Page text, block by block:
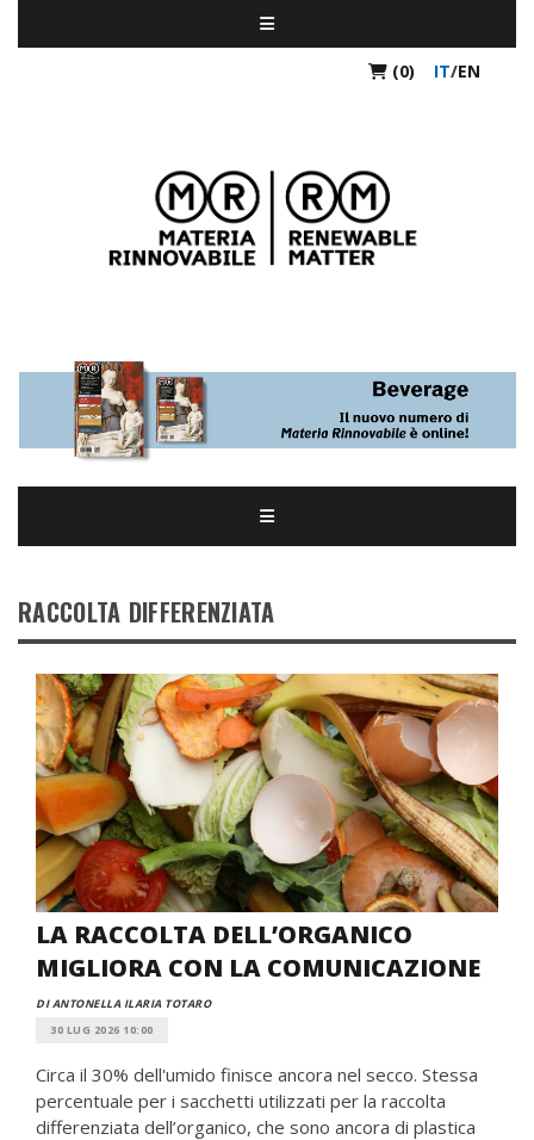
(0) IT/EN
RACCOLTA DIFFERENZIATA
LA RACCOLTA DELL’ORGANICO
MIGLIORA CON LA COMUNICAZIONE
DI ANTONELLA ILARIA TOTARO
30 LUG 2026 10:00
Circa il 30% dell'umido finisce ancora nel secco. Stessa
percentuale per i sacchetti utilizzati per la raccolta
differenziata dell’organico, che sono ancora di plastica